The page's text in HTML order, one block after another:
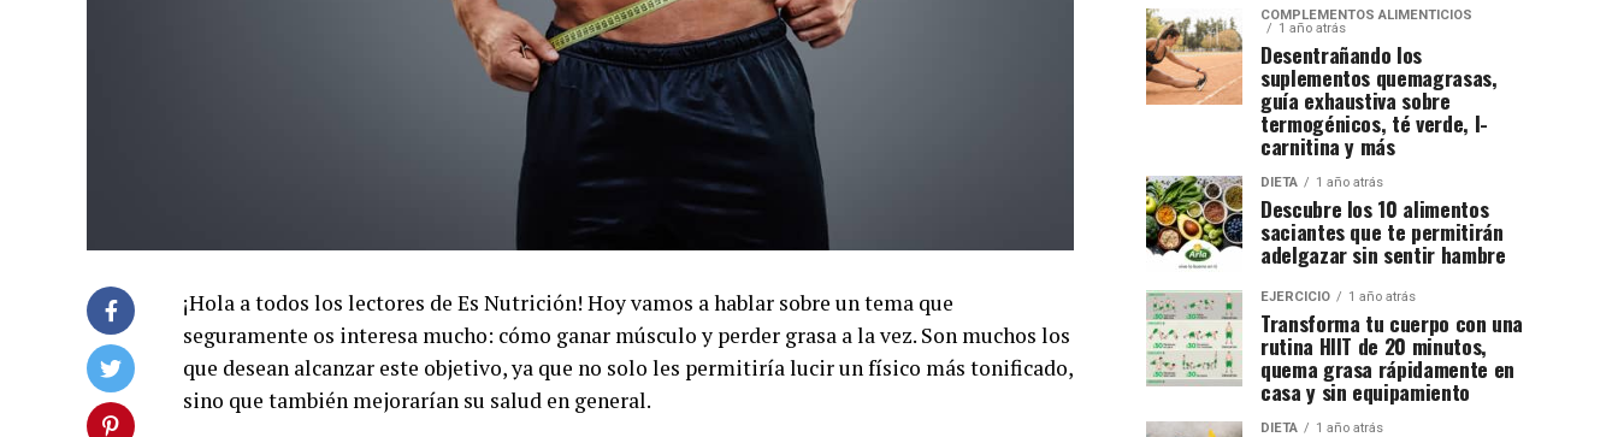
¡Hola a todos los lectores de Es Nutrición! Hoy vamos a hablar sobre un tema que
seguramente os interesa mucho: cómo ganar músculo y perder grasa a la vez. Son muchos los
que desean alcanzar este objetivo, ya que no solo les permitiría lucir un físico más tonificado,
sino que también mejorarían su salud en general.
COMPLEMENTOS ALIMENTICIOS
1 año atrás
Desentrañando los
suplementos quemagrasas,
guía exhaustiva sobre
termogénicos, té verde, l-
carnitina y más
DIETA 1 año atrás
Descubre los 10 alimentos
saciantes que te permitirán
adelgazar sin sentir hambre
EJERCICIO 1 año atrás
Transforma tu cuerpo con una
rutina HIIT de 20 minutos,
quema grasa rápidamente en
casa y sin equipamiento
DIETA 1 año atrás